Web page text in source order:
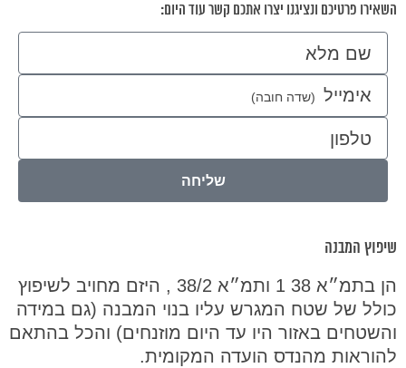
השאירו פרטיכם ונציגנו יצרו אתכם קשר עוד היום:
שם מלא
אימייל
טלפון
שליחה
שיפוץ המבנה
הן בתמ״א 38 1 ותמ״א 38/2 , היזם מחויב לשיפוץ
כולל של שטח המגרש עליו בנוי המבנה (גם במידה
והשטחים באזור היו עד היום מוזנחים) והכל בהתאם
להוראות מהנדס הועדה המקומית.